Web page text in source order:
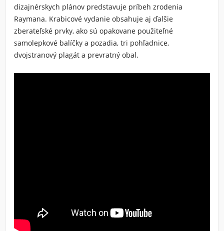
dizajnérskych plánov predstavuje príbeh zrodenia
Raymana. Krabicové vydanie obsahuje aj ďalšie
zberateľské prvky, ako sú opakovane použiteľné
samolepkové balíčky a pozadia, tri pohľadnice,
dvojstranový plagát a prevratný obal.